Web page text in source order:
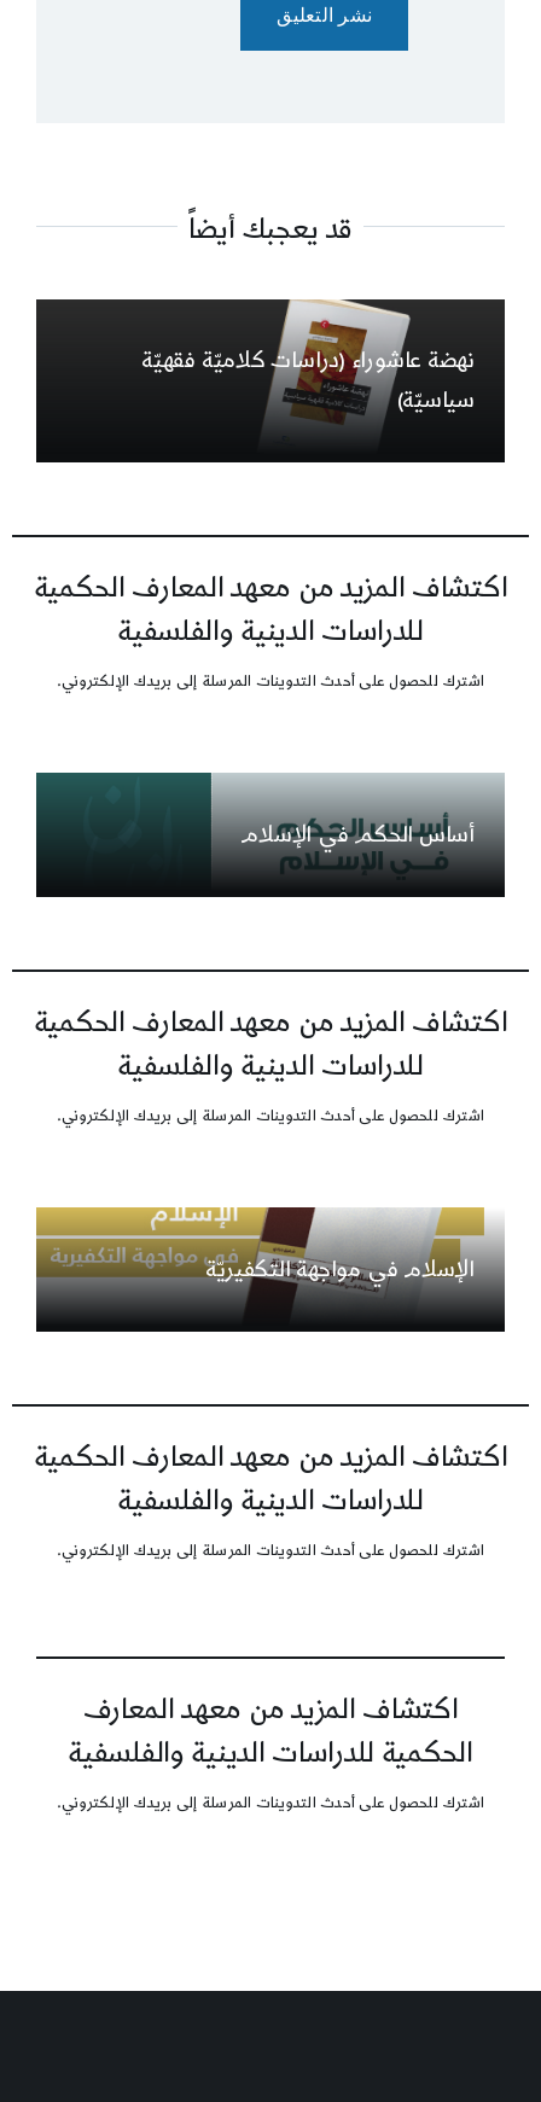
قد يعجبك أيضاً
نهضة عاشوراء (دراسات كلاميّة فقهيّة
سياسيّة)
اكتشاف المزيد من معهد المعارف الحكمية
للدراسات الدينية والفلسفية
اشترك للحصول على أحدث التدوينات المرسلة إلى بريدك الإلكتروني.
أساس الحكم في الإسلام
اكتشاف المزيد من معهد المعارف الحكمية
للدراسات الدينية والفلسفية
اشترك للحصول على أحدث التدوينات المرسلة إلى بريدك الإلكتروني.
الإسلام في مواجهة التكفيريّة
اكتشاف المزيد من معهد المعارف الحكمية
للدراسات الدينية والفلسفية
اشترك للحصول على أحدث التدوينات المرسلة إلى بريدك الإلكتروني.
اكتشاف المزيد من معهد المعارف
الحكمية للدراسات الدينية والفلسفية
اشترك للحصول على أحدث التدوينات المرسلة إلى بريدك الإلكتروني.